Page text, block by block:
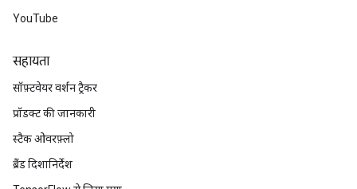
YouTube
सहायता
सॉफ़्टवेयर वर्शन ट्रैकर
प्रॉडक्ट की जानकारी
स्टैक ओवरफ़्लो
ब्रैंड दिशानिर्देश